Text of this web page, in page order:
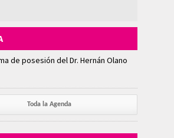
de posesión del Dr. Hernán Olano
Toda la Agenda